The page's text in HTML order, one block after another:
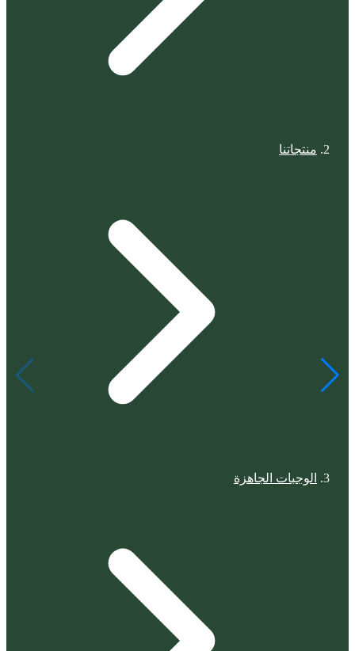
منتجاتنا
الوجبات الجاهزة